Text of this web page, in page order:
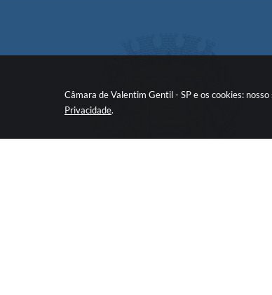
Câmara de Valentim Gentil - SP e os cookies:
Privacidade.